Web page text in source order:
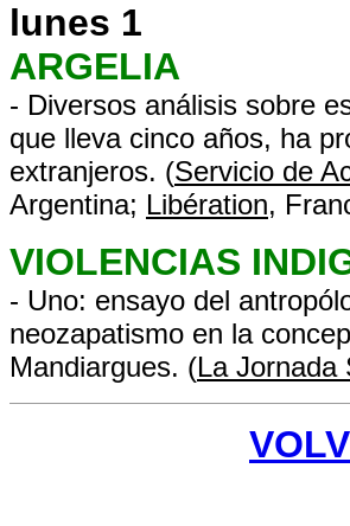
lunes 1
ARGELIA
- Diversos análisis sobre
que lleva cinco años, ha
extranjeros. (Servicio de
Argentina; Libération,
VIOLENCIAS
- Uno: ensayo del
neozapatismo en la
Mandiargues. (La Jornada